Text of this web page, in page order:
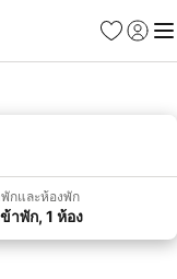
รายการโป
เข้าสู่ร
เมนู
พักและห้องพัก
าพัก, 1 ห้อง